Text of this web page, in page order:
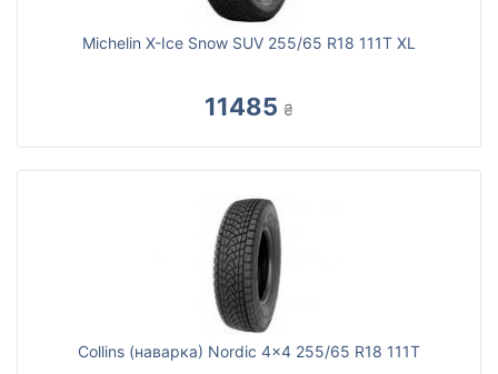
Michelin X-Ice Snow SUV 255/65 R18 111T XL
11485 ₴
Collins (наварка) Nordic 4x4 255/65 R18 111T